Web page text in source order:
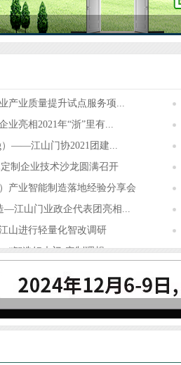
产业质量提升试点服务项...
亮相2021年“浙”里有...
——江山门协2021团建...
制企业技术沙龙圆满召开
业智能制造落地经验分享会
—江山门业政企代表团亮相...
山进行轻量化智改调研
智造好木门·定制理想...
业（家居）企业提供门、...